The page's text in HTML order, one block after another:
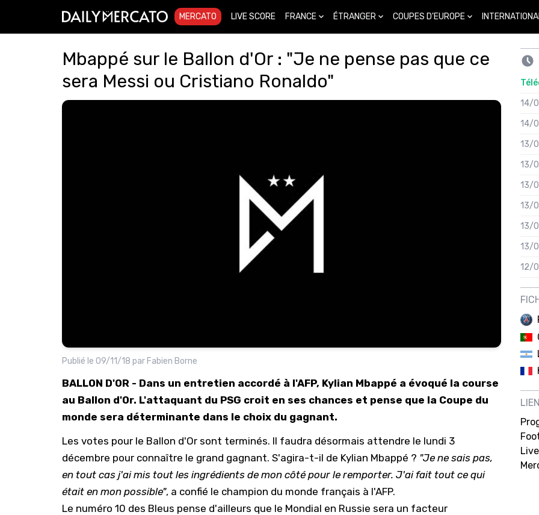
MERCATO LIVE SCORE FRANCE ÉTRANGER COUPES D'EUROPE
Mbappé sur le Ballon d'Or : "Je ne pense pas que ce
sera Messi ou Cristiano Ronaldo"
Publié le 09/11/18 par Fabien Borne
BALLON D'OR - Dans un entretien accordé à l'AFP, Kylian Mbappé a évoqué la course
au Ballon d'Or. L'attaquant du PSG croit en ses chances et pense que la Coupe du
monde sera déterminante dans le choix du gagnant.
Les votes pour le Ballon d'Or sont terminés. Il faudra désormais attendre le lundi 3
décembre pour connaître le grand gagnant. S'agira-t-il de Kylian Mbappé ? "Je ne sais pas,
en tout cas j'ai mis tout les ingrédients de mon côté pour le remporter. J'ai fait tout ce qui
était en mon possible", a confié le champion du monde français à l'AFP.
Le numéro 10 des Bleus pense d'ailleurs que le Mondial en Russie sera un facteur
14/
14/
13/
13/
13/
13/
13/
13/
12/
12/
12/01
12/
12/
11/
11/01
11/01
10/